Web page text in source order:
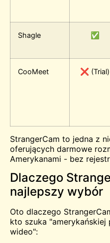
Shagle ✅
CooMeet ❌ (Trial)
StrangerCam to jedna z
oferujących darmowe
Amerykanami - bez
Dlaczego
najlepszy wybór
Oto dlaczego
kto szuka
wideo":